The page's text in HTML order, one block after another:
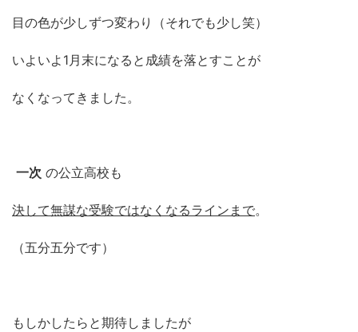
目の色が少しずつ変わり（それでも少し笑）
いよいよ1月末になると成績を落とすことが
なくなってきました。
一次 の公立高校も
決して無謀な受験ではなくなるラインまで。
（五分五分です）
もしかしたらと期待しましたが